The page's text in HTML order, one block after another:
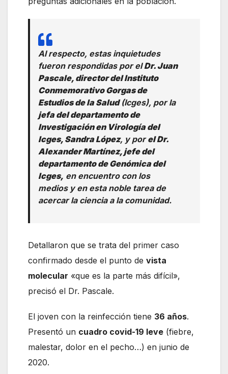
Al respecto, estas inquietudes
fueron respondidas por elDr. Juan
Pascale, director del Instituto
Conmemorativo Gorgas de
Estudios de la Salud(Icges), por la
jefa del departamento de
Investigación en Virología del
Icges, Sandra López, y porel Dr.
Alexander Martínez, jefe del
departamento de Genómica del
Icges, en encuentro con los
medios y en esta noble tarea de
acercar la ciencia a la comunidad.
Detallaron que se trata del primer caso
confirmado desde el punto de vista
molecular «que es la parte más difícil»,
precisó el Dr. Pascale.
El joven con la reinfección tiene 36 años.
Presentó un cuadro covid-19 leve (fiebre,
malestar, dolor en el pecho…) en junio de
2020.